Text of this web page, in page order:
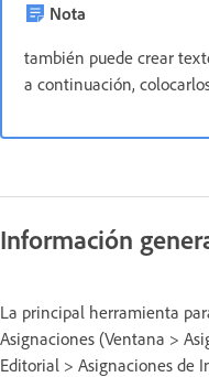
Nota
también puede crear
a continuación,
Información
La principal herramienta
Asignaciones (Ventana >
Editorial > Asignaciones de